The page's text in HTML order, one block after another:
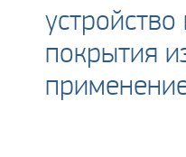
покрытия